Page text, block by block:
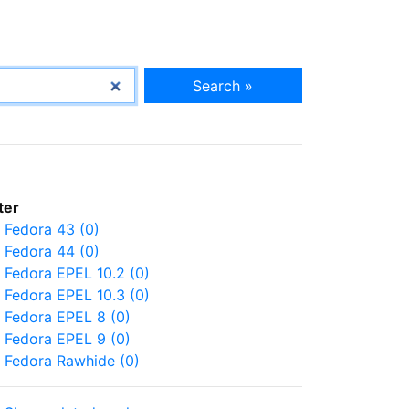
Search »
Fedora 43 (0)
Fedora 44 (0)
Fedora EPEL 10.2 (0)
Fedora EPEL 10.3 (0)
Fedora EPEL 8 (0)
Fedora EPEL 9 (0)
Fedora Rawhide (0)